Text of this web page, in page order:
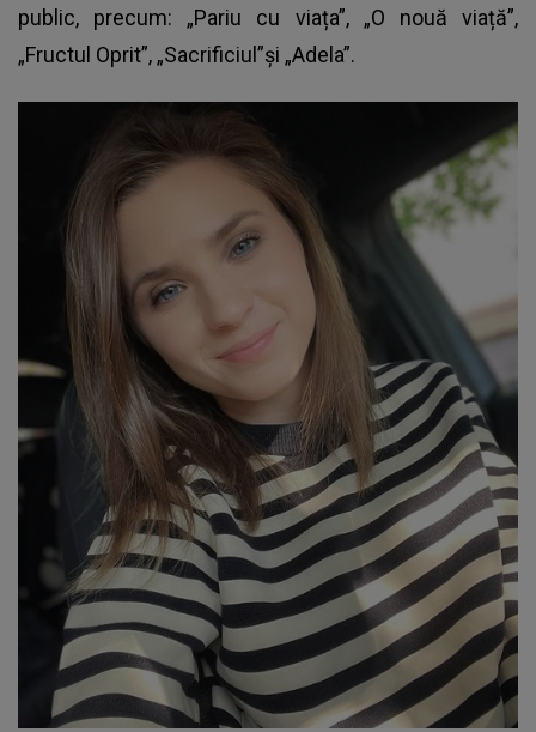
public, precum: „Pariu cu viața”, „O nouă viață”,
„Fructul Oprit”, „Sacrificiul”și „Adela”.